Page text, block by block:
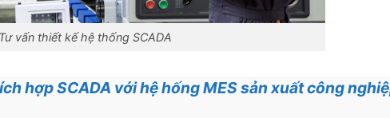
Tư vấn thiết kế hệ thống SCADA
hợp SCADA với hệ hống MES sản xuất công